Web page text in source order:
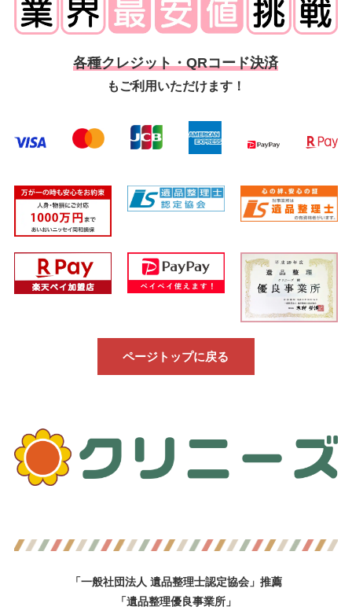
各種クレジット・QRコード決済
もご利用いただけます！
ページトップに戻る
「一般社団法人 遺品整理士認定協会」推薦
「遺品整理優良事業所」